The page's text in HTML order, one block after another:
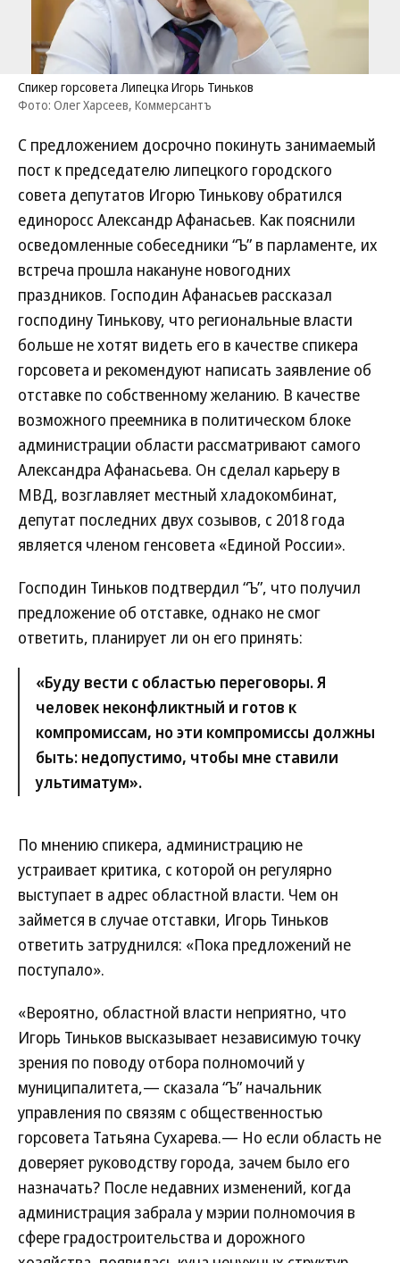
Спикер горсовета Липецка Игорь Тиньков
Фото: Олег Харсеев, Коммерсантъ
С предложением досрочно покинуть занимаемый
пост к председателю липецкого городского
совета депутатов Игорю Тинькову обратился
единоросс Александр Афанасьев. Как пояснили
осведомленные собеседники “Ъ” в парламенте, их
встреча прошла накануне новогодних
праздников. Господин Афанасьев рассказал
господину Тинькову, что региональные власти
больше не хотят видеть его в качестве спикера
горсовета и рекомендуют написать заявление об
отставке по собственному желанию. В качестве
возможного преемника в политическом блоке
администрации области рассматривают самого
Александра Афанасьева. Он сделал карьеру в
МВД, возглавляет местный хладокомбинат,
депутат последних двух созывов, с 2018 года
является членом генсовета «Единой России».
Господин Тиньков подтвердил “Ъ”, что получил
предложение об отставке, однако не смог
ответить, планирует ли он его принять:
«Буду вести с областью переговоры. Я
человек неконфликтный и готов к
компромиссам, но эти компромиссы должны
быть: недопустимо, чтобы мне ставили
ультиматум».
По мнению спикера, администрацию не
устраивает критика, с которой он регулярно
выступает в адрес областной власти. Чем он
займется в случае отставки, Игорь Тиньков
ответить затруднился: «Пока предложений не
поступало».
«Вероятно, областной власти неприятно, что
Игорь Тиньков высказывает независимую точку
зрения по поводу отбора полномочий у
муниципалитета,— сказала “Ъ” начальник
управления по связям с общественностью
горсовета Татьяна Сухарева.— Но если область не
доверяет руководству города, зачем было его
назначать? После недавних изменений, когда
администрация забрала у мэрии полномочия в
сфере градостроительства и дорожного